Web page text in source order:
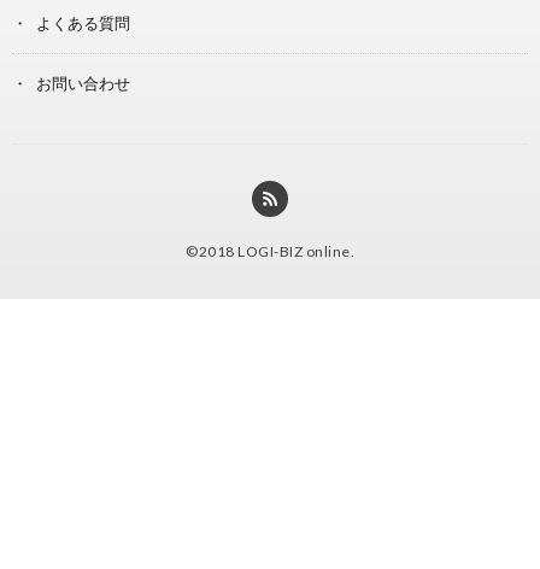
よくある質問
お問い合わせ
©2018 LOGI-BIZ online.